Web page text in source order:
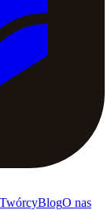
TwórcyBlogO nas